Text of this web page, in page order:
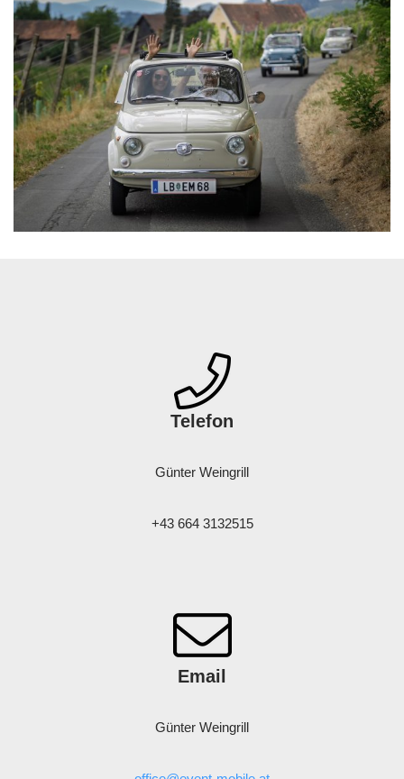
Telefon
Günter Weingrill
+43 664 3132515
Email
Günter Weingrill